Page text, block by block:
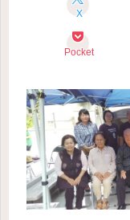
X
Pocket